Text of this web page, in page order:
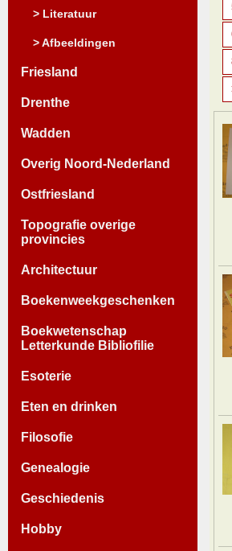
> Literatuur
> Afbeeldingen
Friesland
Drenthe
Wadden
Overig Noord-Nederland
Ostfriesland
Topografie overige
provincies
Architectuur
Boekenweekgeschenken
Boekwetenschap
Letterkunde Bibliofilie
Esoterie
Eten en drinken
Filosofie
Genealogie
Geschiedenis
Hobby